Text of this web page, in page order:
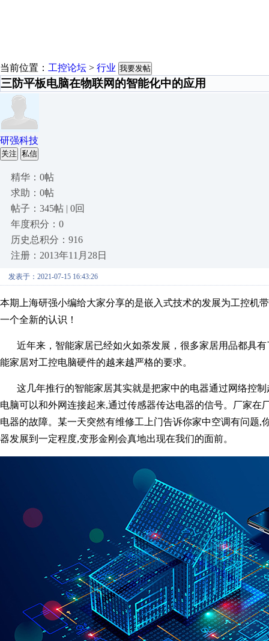
当前位置： 工控论坛 > 行业 我要发帖
三防平板电脑在物联网的智能化中的应用
研强科技
关注 私信
精华：0帖
求助：0帖
帖子：345帖 | 0回
年度积分：0
历史总积分：916
注册：2013年11月28日
发表于：2021-07-15 16:43:26
本期上海研强小编给大家分享的是嵌入式技术的发展为工控机
一个全新的认识！
近年来，智能家居已经如火如荼发展，很多家居用品都具有
能家居对工控电脑硬件的越来越严格的要求。
这几年推行的智能家居其实就是把家中的电器通过网络控制
电脑可以和外网连接起来,通过传感器传达电器的信号。厂家
电器的故障。某一天突然有维修工上门告诉你家中空调有问题
器发展到一定程度,变形金刚会真地出现在我们的面前。